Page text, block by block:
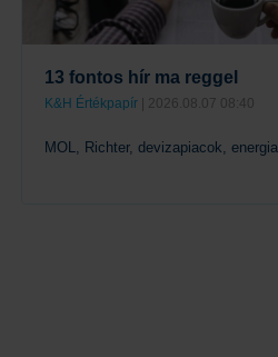
13 fontos hír ma reggel
K&H Értékpapír | 2026.08.07 08:40
MOL, Richter, devizapiacok, energia